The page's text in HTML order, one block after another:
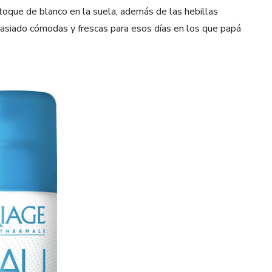
de blanco en la suela, además de las hebillas
cómodas y frescas para esos días en los que papá